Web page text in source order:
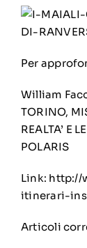
Per
William
TORINO,
REALTA’ E
POLARIS
Link: http://
itinerari-
Articoli